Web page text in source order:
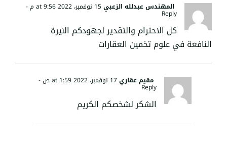
المهندس عبدلله الزعبي15 نوفمبر، 2022 at 9:56 م -
Reply
كل الاحترام والتقدير لجهودكم النيرة
النافعة في علوم تخمين العقارات
مقيم عقاري17 نوفمبر، 2022 at 1:59 ص -
Reply
الشكر لشخصكم الكريم